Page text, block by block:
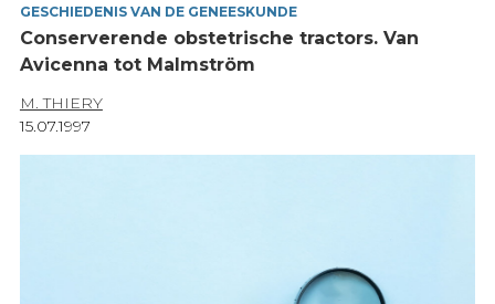
GESCHIEDENIS VAN DE GENEESKUNDE
Conserverende obstetrische tractors. Van
Avicenna tot Malmström
M. THIERY
15.07.1997